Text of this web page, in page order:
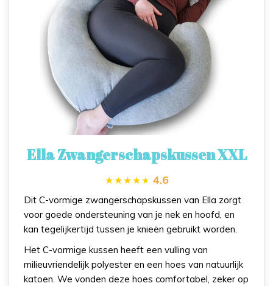
Ella Zwangerschapskussen XXL
4.6
Dit C-vormige zwangerschapskussen van Ella zorgt
voor goede ondersteuning van je nek en hoofd, en
kan tegelijkertijd tussen je knieën gebruikt worden.
Het C-vormige kussen heeft een vulling van
milieuvriendelijk polyester en een hoes van natuurlijk
katoen. We vonden deze hoes comfortabel, zeker op